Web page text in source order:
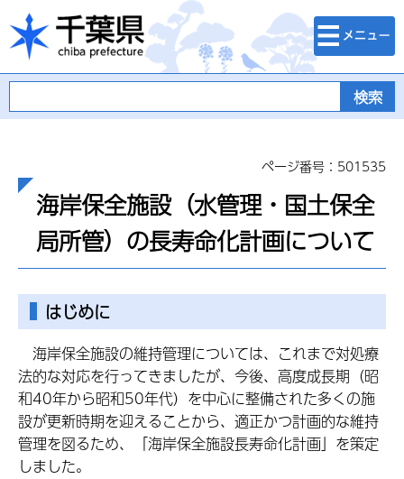
千葉県
検索・メニュ
ー
ページ番号：501535
海岸保全施設（水管理・国土保全
局所管）の長寿命化計画について
はじめに
海岸保全施設の維持管理については、これまで対処療
法的な対応を行ってきましたが、今後、高度成長期（昭
和40年から昭和50年代）を中心に整備された多くの施
設が更新時期を迎えることから、適正かつ計画的な維持
管理を図るため、「海岸保全施設長寿命化計画」を策定
しました。